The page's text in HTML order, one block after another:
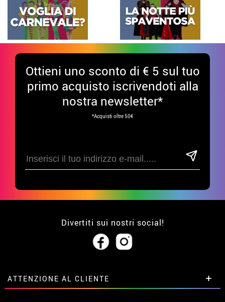
Ottieni uno sconto di € 5 sul tuo
primo acquisto iscrivendoti alla
nostra newsletter*
*Acquisti oltre 50€
Divertiti sui nostri social!
ATTENZIONE AL CLIENTE